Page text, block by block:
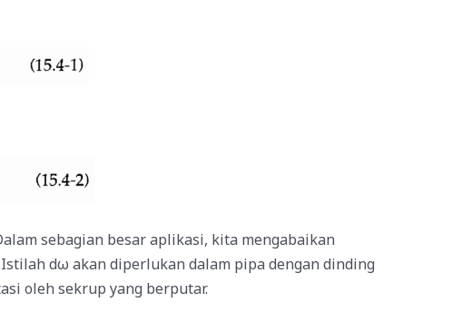
sebagian besar aplikasi, kita mengabaikan
dω akan diperlukan dalam pipa dengan dinding
oleh sekrup yang berputar.